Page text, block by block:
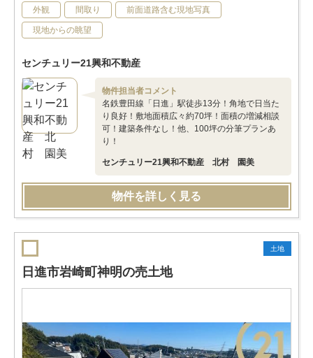
外観 間取り 前面道路含む現地写真
現地からの眺望
センチュリー21興和不動産
物件担当者コメント
名鉄豊田線「日進」駅徒歩13分！角地で日当た
り良好！敷地面積広々約70坪！面積の増減相談
可！建築条件なし！他、100坪の分筆プランあ
り！
センチュリー21興和不動産 北村 園美
物件を詳しく見る
土地
日進市岩崎町神明の売土地